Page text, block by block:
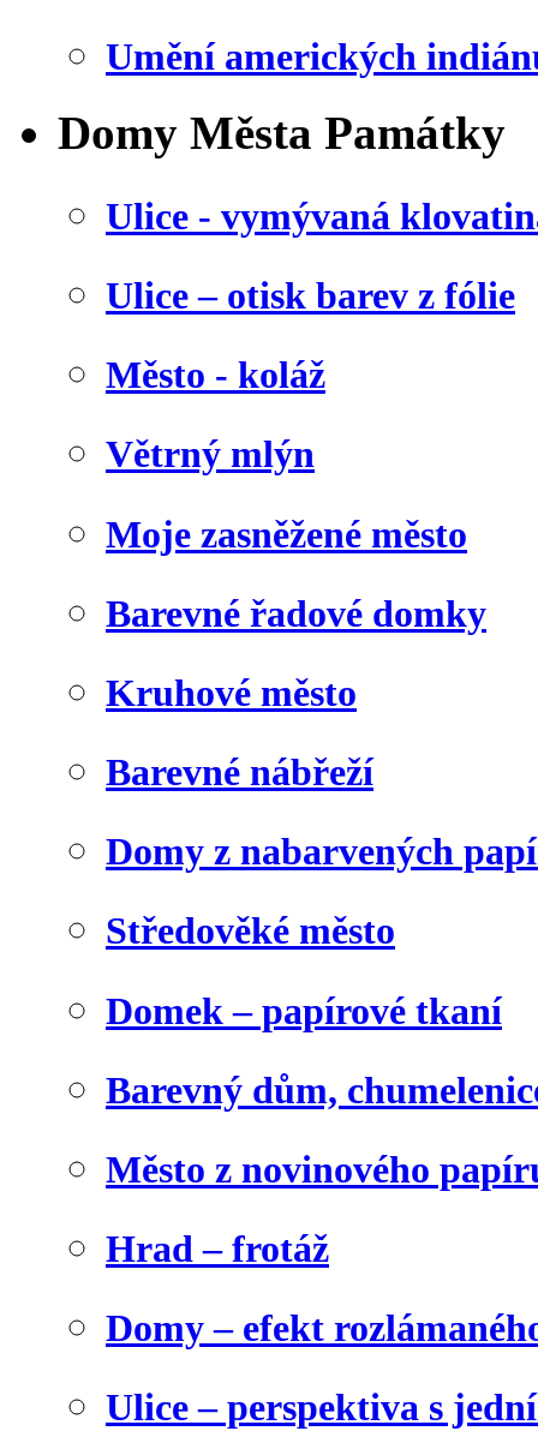
Umění amerických
Domy Města Památky
Ulice - vymývaná
Ulice – otisk barev z fólie
Město - koláž
Větrný mlýn
Moje zasněžené město
Barevné řadové domky
Kruhové město
Barevné nábřeží
Domy z nabarvených
Středověké město
Domek – papírové tkaní
Barevný dům,
Město z novinového
Hrad – frotáž
Domy – efekt
Ulice – perspektiva s